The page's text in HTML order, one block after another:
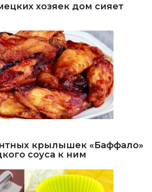
хозяек дом сияет
крылышек «Баффало»
соуса к ним